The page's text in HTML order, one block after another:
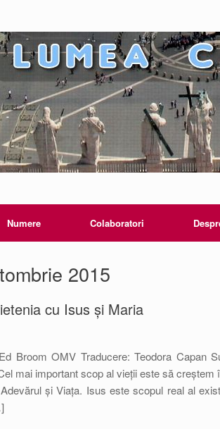
Numere Colaboratori
2015
cu Isus și Maria
Broom OMV Traducere: Teodora Capan
mai important scop al vieții este să
și Viața. Isus este scopul real al